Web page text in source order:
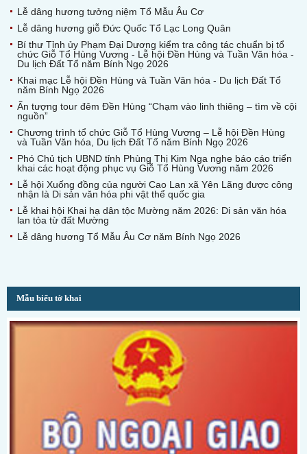
Lễ dâng hương tưởng niệm Tổ Mẫu Âu Cơ
Lễ dâng hương giỗ Đức Quốc Tổ Lạc Long Quân
Bí thư Tỉnh ủy Phạm Đại Dương kiểm tra công tác chuẩn bị tổ
chức Giỗ Tổ Hùng Vương - Lễ hội Đền Hùng và Tuần Văn hóa -
Du lịch Đất Tổ năm Bính Ngọ 2026
Khai mạc Lễ hội Đền Hùng và Tuần Văn hóa - Du lịch Đất Tổ
năm Bính Ngọ 2026
Ấn tượng tour đêm Đền Hùng “Chạm vào linh thiêng – tìm về cội
nguồn”
Chương trình tổ chức Giỗ Tổ Hùng Vương – Lễ hội Đền Hùng
và Tuần Văn hóa, Du lịch Đất Tổ năm Bính Ngọ 2026
Phó Chủ tịch UBND tỉnh Phùng Thị Kim Nga nghe báo cáo triển
khai các hoạt động phục vụ Giỗ Tổ Hùng Vương năm 2026
Lễ hội Xuống đồng của người Cao Lan xã Yên Lãng được công
nhận là Di sản văn hóa phi vật thể quốc gia
Lễ khai hội Khai hạ dân tộc Mường năm 2026: Di sản văn hóa
lan tỏa từ đất Mường
Lễ dâng hương Tổ Mẫu Âu Cơ năm Bính Ngọ 2026
Mẫu biểu tờ khai